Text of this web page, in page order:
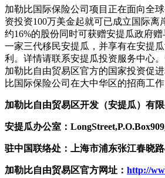
加勒比国际保险公司项目正在面向全
资投资100万美金起就可已成立国际离
约16%的股份同时可获赠安提瓜政府赠
一家三代移民安提瓜，并享有在安提
利。详情请联系安提瓜投资服务中心
加勒比自由贸易区官方的国家投资促
比国际保险公司在大中华区的招商工作
加勒比自由贸易区开发（安提瓜）有
安提瓜办公室：
驻中国联络处：上海市浦东张江春晓
加勒比自由贸易区官方网址： http://